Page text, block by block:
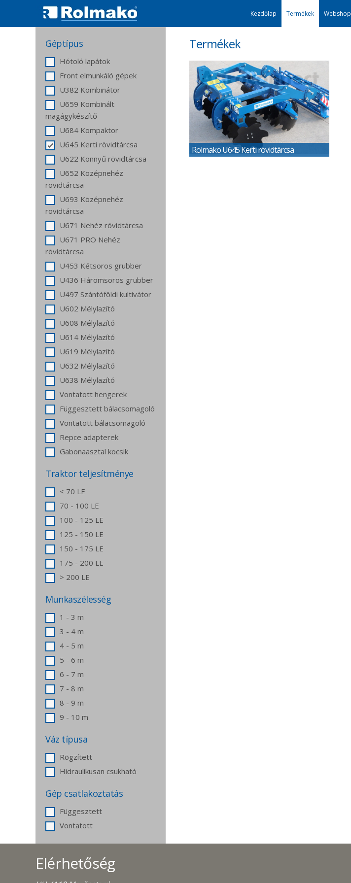
Kezdőlap Termékek Webshop
Géptípus
Hótoló lapátok
Front elmunkáló gépek
U382 Kombinátor
U659 Kombinált
magágykészítő
U684 Kompaktor
U645 Kerti rövidtárcsa
U622 Könnyű rövidtárcsa
U652 Középnehéz
rövidtárcsa
U693 Középnehéz
rövidtárcsa
U671 Nehéz rövidtárcsa
U671 PRO Nehéz
rövidtárcsa
U453 Kétsoros grubber
U436 Háromsoros grubber
U497 Szántóföldi kultivátor
U602 Mélylazító
U608 Mélylazító
U614 Mélylazító
U619 Mélylazító
U632 Mélylazító
U638 Mélylazító
Vontatott hengerek
Függesztett bálacsomagoló
Vontatott bálacsomagoló
Repce adapterek
Gabonaasztal kocsik
Traktor teljesítménye
< 70 LE
70 - 100 LE
100 - 125 LE
125 - 150 LE
150 - 175 LE
175 - 200 LE
> 200 LE
Munkaszélesség
1 - 3 m
3 - 4 m
4 - 5 m
5 - 6 m
6 - 7 m
7 - 8 m
8 - 9 m
9 - 10 m
Váz típusa
Rögzített
Hidraulikusan csukható
Gép csatlakoztatás
Függesztett
Vontatott
Termékek
Rolmako U645 Kerti rövidtárcsa
Elérhetőség